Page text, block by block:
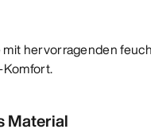
hervorragenden
Material